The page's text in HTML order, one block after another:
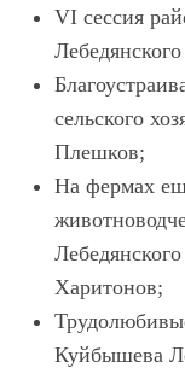
VI сессия
сельского
Плешков;
На фермах
Харитонов;
Куйбышева